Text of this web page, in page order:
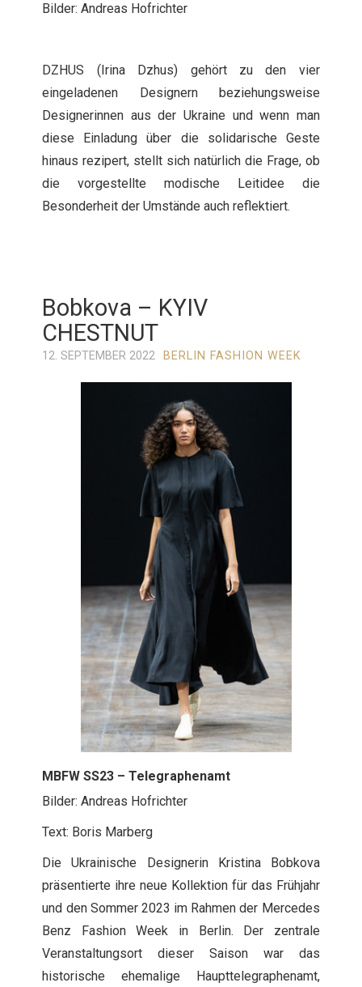
Bilder: Andreas Hofrichter
DZHUS (Irina Dzhus) gehört zu den vier
eingeladenen Designern beziehungsweise
Designerinnen aus der Ukraine und wenn man
diese Einladung über die solidarische Geste
hinaus rezipert, stellt sich natürlich die Frage, ob
die vorgestellte modische Leitidee die
Besonderheit der Umstände auch reflektiert.
Bobkova – KYIV
CHESTNUT
12. SEPTEMBER 2022 BERLIN FASHION WEEK
MBFW SS23 – Telegraphenamt
Bilder: Andreas Hofrichter
Text: Boris Marberg
Die Ukrainische Designerin Kristina Bobkova
präsentierte ihre neue Kollektion für das Frühjahr
und den Sommer 2023 im Rahmen der Mercedes
Benz Fashion Week in Berlin. Der zentrale
Veranstaltungsort dieser Saison war das
historische ehemalige Haupttelegraphenamt,